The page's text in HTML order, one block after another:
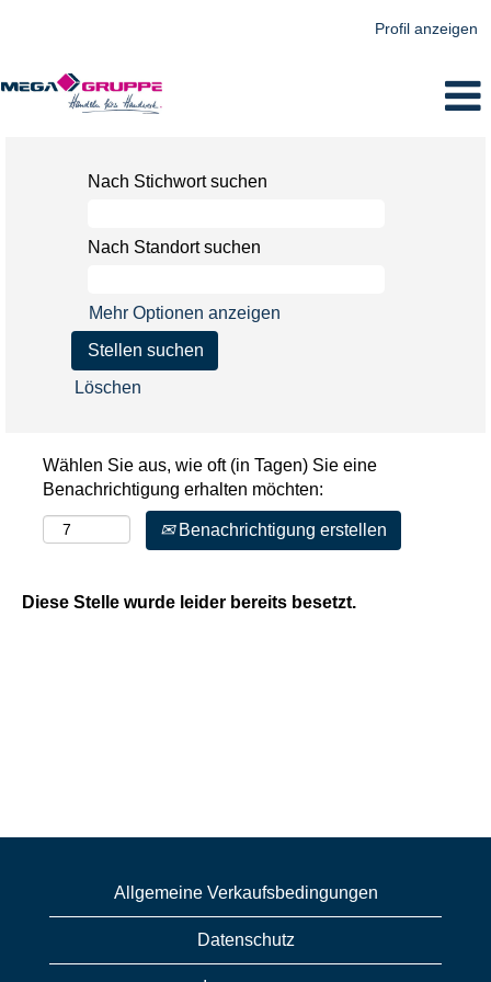
Profil anzeigen
Nach Stichwort suchen
Nach Standort suchen
Mehr Optionen anzeigen
Löschen
Wählen Sie aus, wie oft (in Tagen) Sie eine
Benachrichtigung erhalten möchten:
Benachrichtigung erstellen
Diese Stelle wurde leider bereits besetzt.
Allgemeine Verkaufsbedingungen
Datenschutz